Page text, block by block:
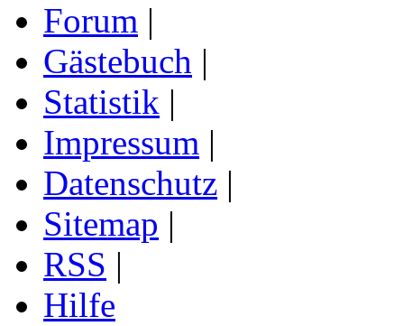
Forum |
Gästebuch |
Statistik |
Impressum |
Datenschutz |
Sitemap |
RSS |
Hilfe